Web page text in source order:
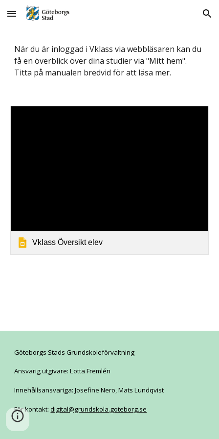
Skip to main content Skip to navigation
När du är inloggad i Vklass via webbläsaren kan du
få en överblick över dina studier via "Mitt hem".
Titta på manualen bredvid för att läsa mer.
Vklass Översikt elev
Göteborgs Stads Grundskoleförvaltning
Ansvarig utgivare: Lotta Fremlén
Innehållsansvariga: Josefine Nero, Mats Lundqvist
För kontakt:digital@grundskola.goteborg.se